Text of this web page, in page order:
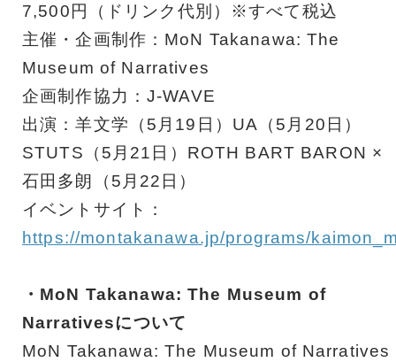
7,500円（ドリンク代別）※すべて税込
主催・企画制作：MoN Takanawa: The
Museum of Narratives
企画制作協力：J-WAVE
出演：羊文学（5月19日）UA（5月20日）
STUTS（5月21日）ROTH BART BARON ×
石田多朗（5月22日）
イベントサイト：
https://montakanawa.jp/programs/
・MoN Takanawa: The Museum of
Narrativesについて
MoN Takanawa: The Museum of Narratives